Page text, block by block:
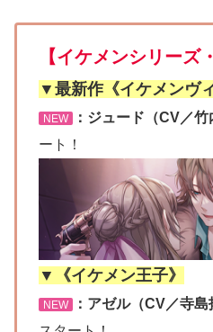
【イケメンシリーズ
▼最新作《イケメンヴ
NEW ：ジュード（CV／
ート！
▼《イケメン王子》
NEW ：アゼル（CV／寺